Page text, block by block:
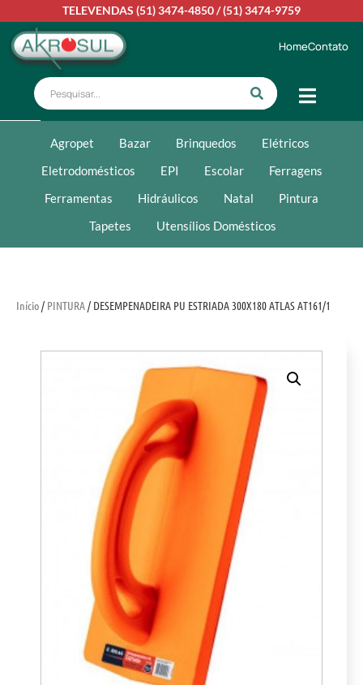
TELEVENDAS (51) 3474-4850/(51) 3474-9759
HomeContato
Agropet Bazar Brinquedos
Elétricos
Eletrodomésticos
EPI Escolar
Ferragens
Ferramentas
Hidráulicos Natal
Pintura
Tapetes
Utensílios Domésticos
Início/ PINTURA/ DESEMPENADEIRA PU ESTRIADA 300X180 ATLAS AT161/1